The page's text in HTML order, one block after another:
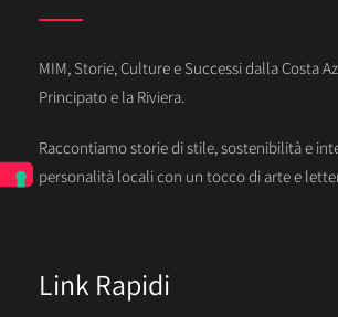
MIM, Storie, Culture e Successi dalla Costa
Principato e la Riviera.
Raccontiamo storie di stile, sostenibilità e
personalità locali con un tocco di arte e
Link Rapidi